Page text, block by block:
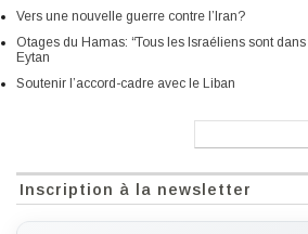
Vers une nouvelle guerre contre l’Iran?
Otages du Hamas: “Tous les Israéliens sont
Eytan
Soutenir l’accord-cadre avec le Liban
Inscription à la newsletter